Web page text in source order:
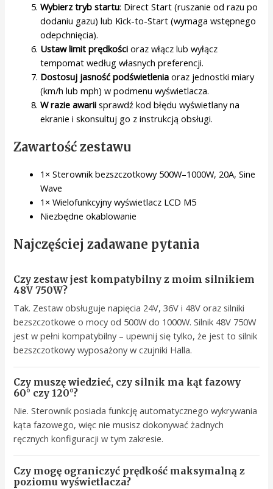
Wybierz tryb startu: Direct Start (ruszanie od razu po
dodaniu gazu) lub Kick-to-Start (wymaga wstępnego
odepchnięcia).
Ustaw limit prędkości oraz włącz lub wyłącz
tempomat według własnych preferencji.
Dostosuj jasność podświetlenia oraz jednostki miary
(km/h lub mph) w podmenu wyświetlacza.
W razie awarii sprawdź kod błędu wyświetlany na
ekranie i skonsultuj go z instrukcją obsługi.
Zawartość zestawu
1× Sterownik bezszczotkowy 500W–1000W, 20A, Sine
Wave
1× Wielofunkcyjny wyświetlacz LCD M5
Niezbędne okablowanie
Najczęściej zadawane pytania
Czy zestaw jest kompatybilny z moim silnikiem
48V 750W?
Tak. Zestaw obsługuje napięcia 24V, 36V i 48V oraz silniki
bezszczotkowe o mocy od 500W do 1000W. Silnik 48V 750W
jest w pełni kompatybilny – upewnij się tylko, że jest to silnik
bezszczotkowy wyposażony w czujniki Halla.
Czy muszę wiedzieć, czy silnik ma kąt fazowy
60° czy 120°?
Nie. Sterownik posiada funkcję automatycznego wykrywania
kąta fazowego, więc nie musisz dokonywać żadnych
ręcznych konfiguracji w tym zakresie.
Czy mogę ograniczyć prędkość maksymalną z
poziomu wyświetlacza?